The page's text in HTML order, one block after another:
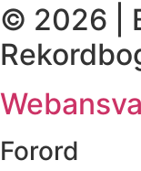
© 2026 |
Forord